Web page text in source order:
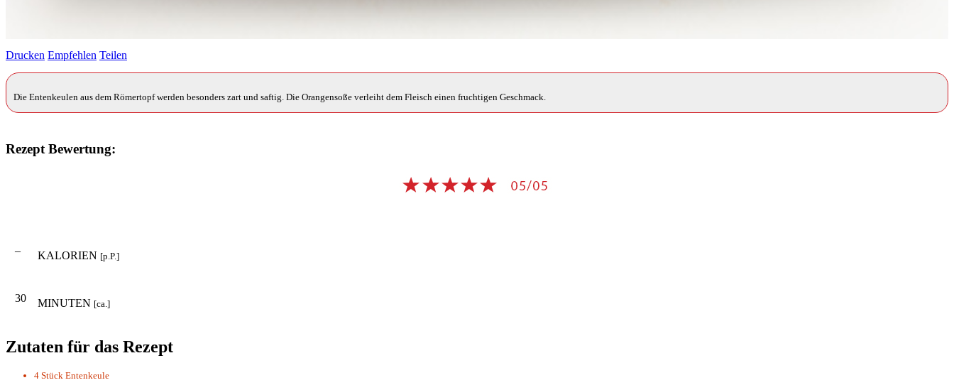
Drucken Empfehlen Teilen
Die Entenkeulen aus dem Römertopf werden besonders zart und saftig. Die Orangensoße verleiht dem Fleisch einen fruchtigen Geschmack.
Rezept Bewertung:
– KALORIEN [p.P.]
30 MINUTEN [ca.]
Zutaten für das Rezept
4 Stück Entenkeule